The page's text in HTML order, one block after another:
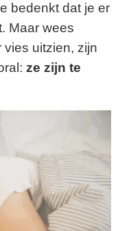
bedenkt dat je er
Maar wees
uitzien, zijn
ze zijn te